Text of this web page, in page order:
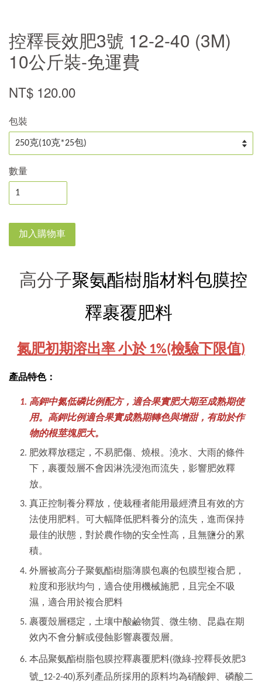
控釋長效肥3號 12-2-40 (3M)
10公斤裝-免運費
NT$ 120.00
包裝
數量
加入購物車
高分子聚氨酯樹脂材料包膜控
釋裹覆肥料
氮肥初期溶出率 小於 1%(檢驗下限值)
產品特色：
高鉀中氮低磷比例配方，適合果實肥大期至成熟期使
用。高鉀比例適合果實成熟期轉色與增甜，有助於作
物的根莖塊肥大。
肥效釋放穩定，不易肥傷、燒根。澆水、大雨的條件
下，裹覆殼層不會因淋洗浸泡而流失，影響肥效釋
放。
真正控制養分釋放，使栽種者能用最經濟且有效的方
法使用肥料。可大幅降低肥料養分的流失，進而保持
最佳的狀態，對於農作物的安全性高，且無鹽分的累
積。
外層被高分子聚氨酯樹脂薄膜包裹的包膜型複合肥，
粒度和形狀均勻，適合使用機械施肥，且完全不吸
濕，適合用於複合肥料
裹覆殼層穩定，土壤中酸鹼物質、微生物、昆蟲在期
效內不會分解或侵蝕影響裹覆殼層。
本品聚氨酯樹脂包膜控釋裹覆肥料(微綠-控釋長效肥3
號_12-2-40)系列產品所採用的原料均為硝酸鉀、磷酸二